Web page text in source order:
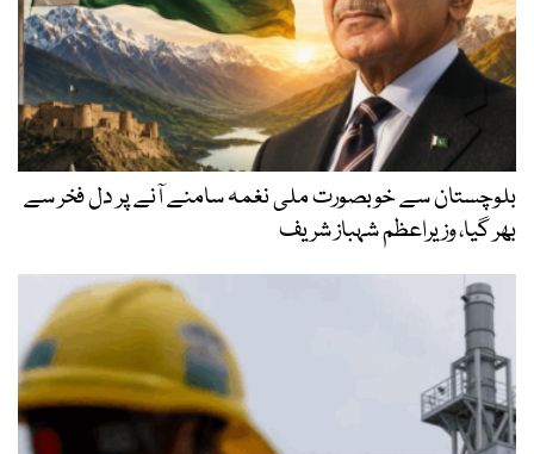
بلوچستان سے خوبصورت ملی نغمہ سامنے آنے پر دل فخر سے
بھر گیا، وزیراعظم شہباز شریف